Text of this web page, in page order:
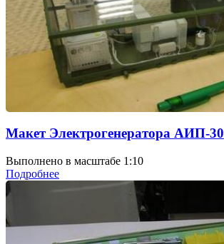
Макет Электрогенератора АИП-30
Выполнено в масштабе 1:10
Подробнее